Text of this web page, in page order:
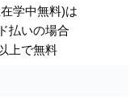
学中無料)は
払いの場合
上で無料